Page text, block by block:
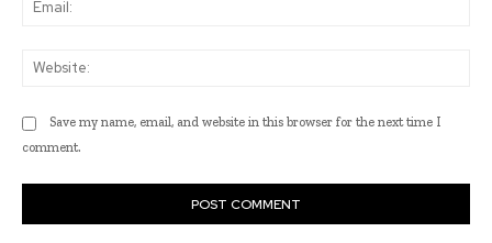
Save my name, email, and website in this browser for the next time I
comment.